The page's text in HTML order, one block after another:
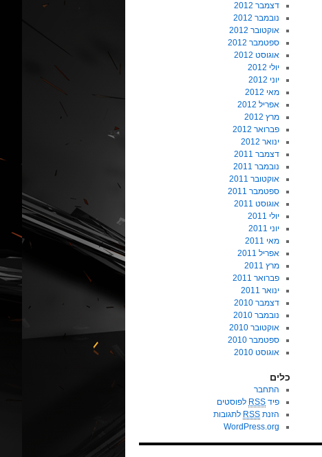
דצמבר 2012
נובמבר 2012
אוקטובר 2012
ספטמבר 2012
אוגוסט 2012
יולי 2012
יוני 2012
מאי 2012
אפריל 2012
מרץ 2012
פברואר 2012
ינואר 2012
דצמבר 2011
נובמבר 2011
אוקטובר 2011
ספטמבר 2011
אוגוסט 2011
יולי 2011
יוני 2011
מאי 2011
אפריל 2011
מרץ 2011
פברואר 2011
ינואר 2011
דצמבר 2010
נובמבר 2010
אוקטובר 2010
ספטמבר 2010
אוגוסט 2010
כלים
התחבר
פיד RSS לפוסטים
הזנת RSS לתגובות
WordPress.org